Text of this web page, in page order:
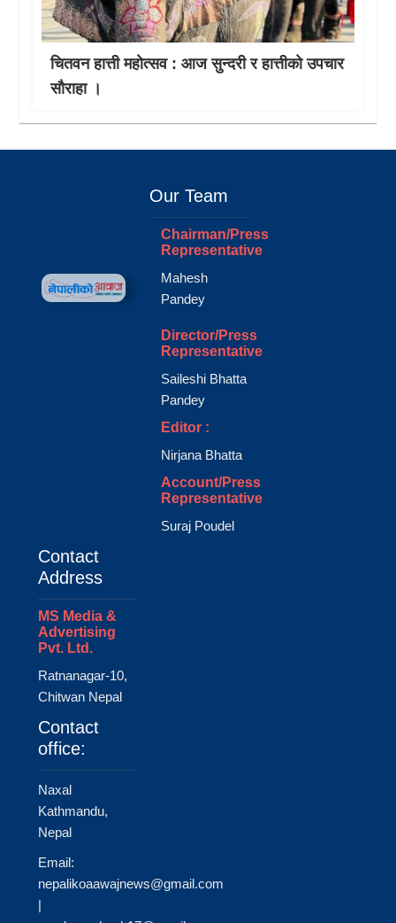
चितवन हात्ती महाेत्सव : आज सुन्दरी र हात्तीको उपचार
साैराहा ।
Our Team
Chairman/Press
Representative
Mahesh
Pandey
Director/Press
Representative
Saileshi Bhatta
Pandey
Editor :
Nirjana Bhatta
Account/Press
Representative
Suraj Poudel
Contact
Address
MS Media &
Advertising
Pvt. Ltd.
Ratnanagar-10,
Chitwan Nepal
Contact
office:
Naxal
Kathmandu,
Nepal
Email:
nepalikoaawajnews@gmail.com
|